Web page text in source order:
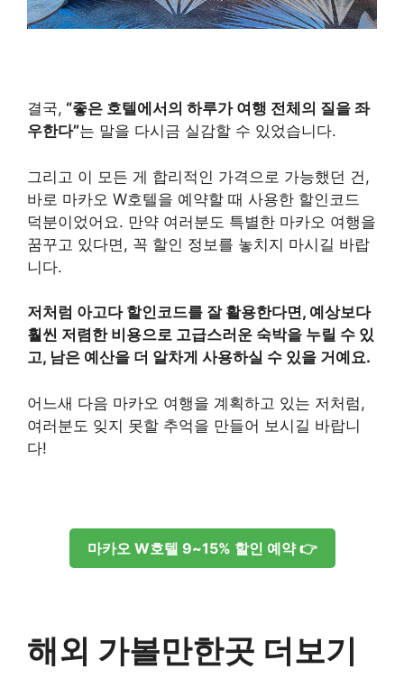
결국, “좋은 호텔에서의 하루가 여행 전체의 질을 좌
우한다”는 말을 다시금 실감할 수 있었습니다.
그리고 이 모든 게 합리적인 가격으로 가능했던 건,
바로 마카오 W호텔을 예약할 때 사용한 할인코드
덕분이었어요. 만약 여러분도 특별한 마카오 여행을
꿈꾸고 있다면, 꼭 할인 정보를 놓치지 마시길 바랍
니다.
저처럼 아고다 할인코드를 잘 활용한다면, 예상보다
훨씬 저렴한 비용으로 고급스러운 숙박을 누릴 수 있
고, 남은 예산을 더 알차게 사용하실 수 있을 거예요.
어느새 다음 마카오 여행을 계획하고 있는 저처럼,
여러분도 잊지 못할 추억을 만들어 보시길 바랍니
다!
마카오 W호텔 9~15% 할인 예약 👉
해외 가볼만한곳 더보기